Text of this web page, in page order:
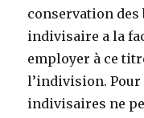
conservation
indivisaire a la
employer à ce
l’indivision. Pour
indivisaires ne